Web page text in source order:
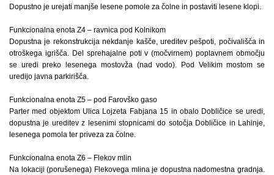
Dopustno je urejati manjše lesene pomole za čolne in postaviti lesene klopi.
Funkcionalna enota Z4 – ravnica pod Kolnikom
Dopustna je rekonstrukcija nekdanje kašče, ureditev pešpoti, počivališča in
otroškega igrišča. Del sprehajalne poti v (močvirnem) poplavnem območju
se uredi preko lesenega mostovža (nad vodo). Pod Velikim mostom se
uredijo javna parkirišča.
Funkcionalna enota Z5 – pod Farovško gaso
Parter med objektom Ulica Lojzeta Fabjana 15 in obalo Dobličice se uredi,
dopustna je ureditev z lesenimi stopnicami do sotočja Dobličice in Lahinje,
lesenega pomola ter priveza za čolne.
Funkcionalna enota Z6 – Flekov mlin
Na lokaciji (porušenega) Flekovega mlina je dopustna nadomestna gradnja.